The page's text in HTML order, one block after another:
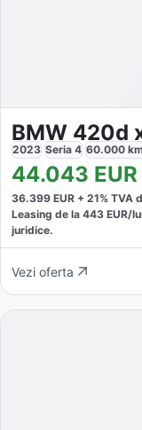
BMW 420d
2023 Seria 4 60.000
44.043 EUR
36.399 EUR + 21% TVA
Leasing de la 443 EUR/
juridice.
Vezi oferta